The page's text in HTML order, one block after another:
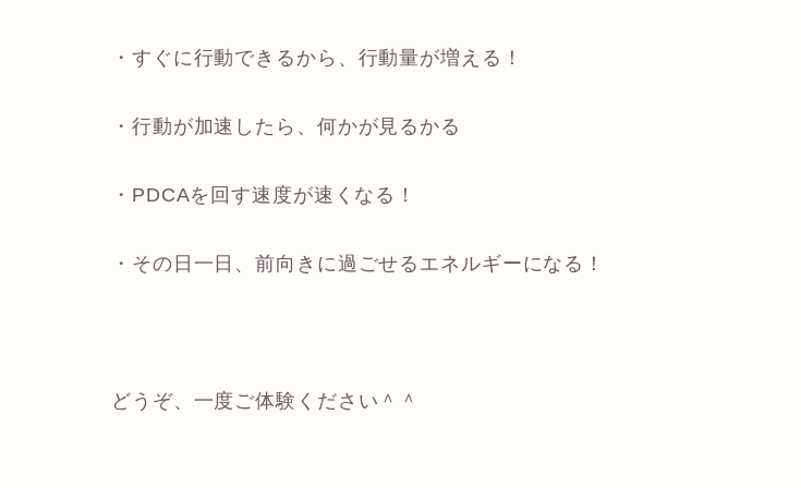
・すぐに行動できるから、行動量が増える！
・行動が加速したら、何かが見るかる
・PDCAを回す速度が速くなる！
・その日一日、前向きに過ごせるエネルギーになる！
どうぞ、一度ご体験ください＾＾